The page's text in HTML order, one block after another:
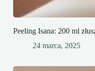
Peeling Isana: 200 ml
24 marca, 2025